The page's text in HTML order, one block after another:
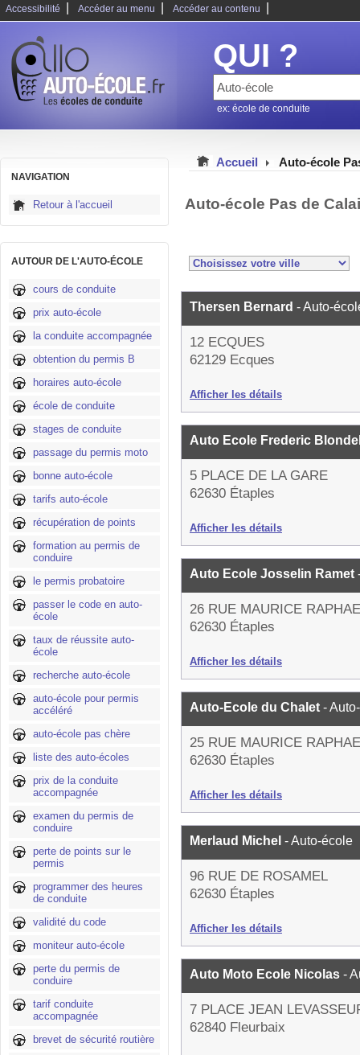
Accessibilité Accéder au menu Accéder au contenu
QUI ?
ex: école de conduite
NAVIGATION
Retour à l'accueil
AUTOUR DE L'AUTO-ÉCOLE
cours de conduite
prix auto-école
la conduite accompagnée
obtention du permis B
horaires auto-école
école de conduite
stages de conduite
passage du permis moto
bonne auto-école
tarifs auto-école
récupération de points
formation au permis de
conduire
le permis probatoire
passer le code en auto-
école
taux de réussite auto-
école
recherche auto-école
auto-école pour permis
accéléré
auto-école pas chère
liste des auto-écoles
prix de la conduite
accompagnée
examen du permis de
conduire
perte de points sur le
permis
programmer des heures
de conduite
validité du code
moniteur auto-école
perte du permis de
conduire
tarif conduite
accompagnée
brevet de sécurité routière
Accueil Auto-école
Auto-école Pas de
Thersen Bernard - Auto-
12 ECQUES
62129 Ecques
Afficher les détails
Auto Ecole Frederic
5 PLACE DE LA GARE
62630 Étaples
Afficher les détails
Auto Ecole Josselin Ramet
26 RUE MAURICE
62630 Étaples
Afficher les détails
Auto-Ecole du Chalet -
25 RUE MAURICE
62630 Étaples
Afficher les détails
Merlaud Michel - Auto-école
96 RUE DE ROSAMEL
62630 Étaples
Afficher les détails
Auto Moto Ecole Nicolas -
7 PLACE JEAN
62840 Fleurbaix